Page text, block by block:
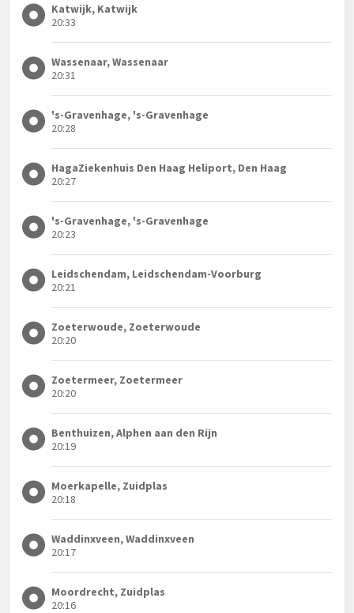
Katwijk, Katwijk
20:33
Wassenaar, Wassenaar
20:31
's-Gravenhage, 's-Gravenhage
20:28
HagaZiekenhuis Den Haag Heliport, Den Haag
20:27
's-Gravenhage, 's-Gravenhage
20:23
Leidschendam, Leidschendam-Voorburg
20:21
Zoeterwoude, Zoeterwoude
20:20
Zoetermeer, Zoetermeer
20:20
Benthuizen, Alphen aan den Rijn
20:19
Moerkapelle, Zuidplas
20:18
Waddinxveen, Waddinxveen
20:17
Moordrecht, Zuidplas
20:16